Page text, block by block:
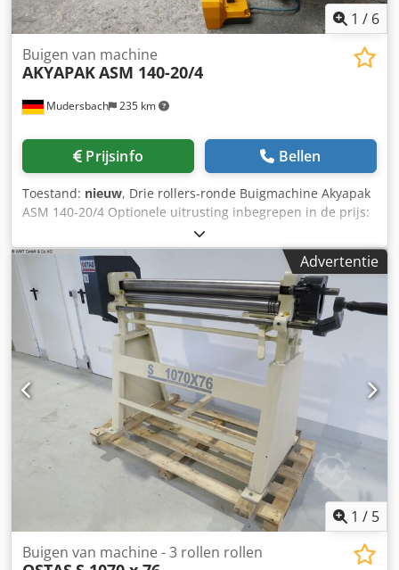
1 / 6
Mudersbach 235 km
Buigen van machine
AKYAPAKASM 140-20/4
Prijsinfo Bellen
Toestand: nieuw, Drie rollers-ronde Buigmachine Akyapak
ASM 140-20/4 Optionele uitrusting inbegrepen in de prijs:
geharde rollers gemotoriseerde achterste rolafstelling
Digitale Blad breedte 2050 mm Plaatdikte 4,5 mm Max.
Buig de plaatdikte 4,0 mm Rollengte 2050 mm kleinste
diameter 210 mm Diameter van de roller-Top 140 mm
Gewicht 1530 kg Afmetingen L-W-H 3220 x 1200 x 900 mm
Voorzieningen: Elektr van bovenste en onderste rollen.
Gedreven Bovenste roller kan worden zwenkt Conische
buig inrichting asymetrische roller arrangement Zelfrem-
hoofdmotor sep. bedienings-en bedieningspaneel
Veiligheidslijn Voetschakelaar Gebruikershandleiding in
het Engels Dcjdpfjd R Iqxsx Aixok CE-
markering/conformiteitsverklaring
Advertentie
1 / 5
Buigen van machine - 3 rollen rollen